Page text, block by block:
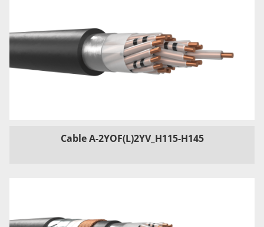
Cable A-2YOF(L)2YV_H115-H145